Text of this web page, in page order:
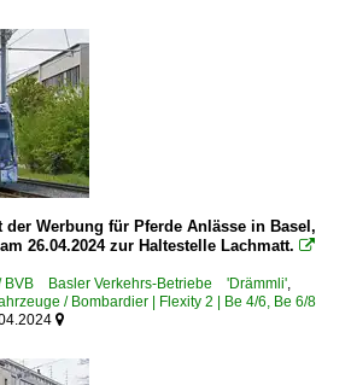
der Werbung für Pferde Anlässe in Basel,
26.04.2024 zur Haltestelle Lachmatt. 
BVB Basler Verkehrs-Betriebe 'Drämmli',
/ Bombardier | Flexity 2 | Be 4/6, Be 6/8
